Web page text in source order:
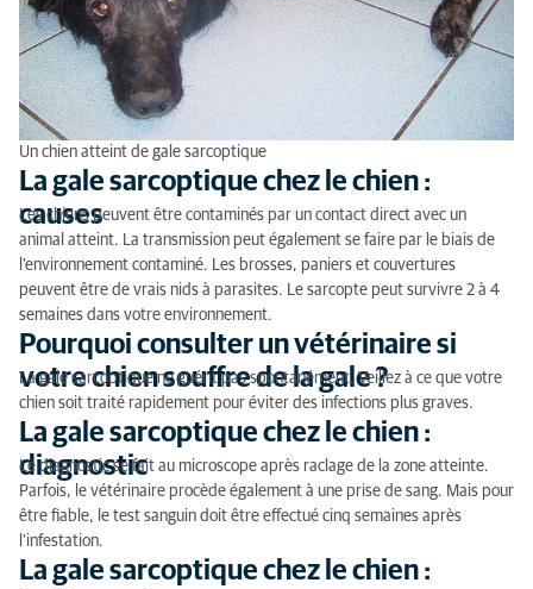
Un chien atteint de gale sarcoptique
La gale sarcoptique chez le chien :
causes
Les chiens peuvent être contaminés par un contact direct avec un
animal atteint. La transmission peut également se faire par le biais de
l'environnement contaminé. Les brosses, paniers et couvertures
peuvent être de vrais nids à parasites. Le sarcopte peut survivre 2 à 4
semaines dans votre environnement.
Pourquoi consulter un vétérinaire si
votre chien souffre de la gale ?
La gale sarcoptique ne guérit pas spontanément. Veillez à ce que votre
chien soit traité rapidement pour éviter des infections plus graves.
La gale sarcoptique chez le chien :
diagnostic
Le diagnostic se fait au microscope après raclage de la zone atteinte.
Parfois, le vétérinaire procède également à une prise de sang. Mais pour
être fiable, le test sanguin doit être effectué cinq semaines après
l’infestation.
La gale sarcoptique chez le chien :